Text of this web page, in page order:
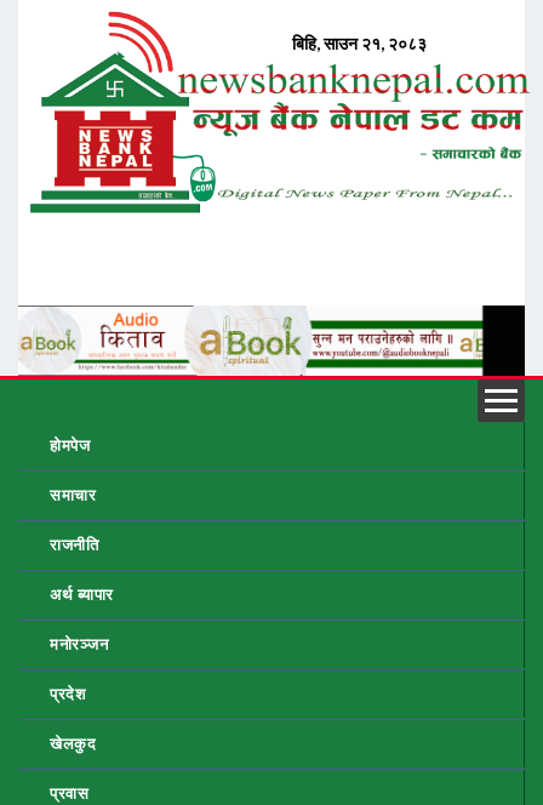
होमपेज
समाचार
राजनीति
अर्थ ब्यापार
मनोरञ्जन
प्रदेश
खेलकुद
प्रवास